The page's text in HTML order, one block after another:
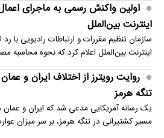
اینترنت بین‌الملل
اینترنت بین‌الملل اعلام کرد که نحوه محاسبه
روایت رویترز از اختلاف ایران و
تنگه هرمز
یک رسانه آمریکایی مدعی شد که ایران و عمان
مسیر کشتیرانی در تنگه هرمز، بر سر میزان